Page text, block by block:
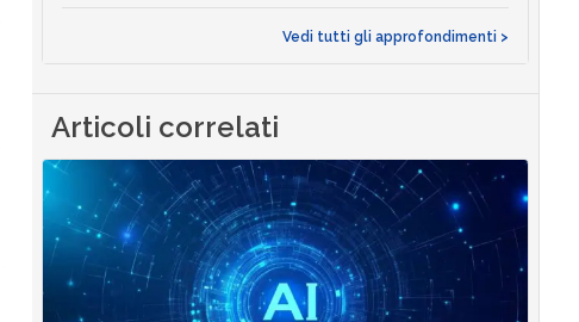
Vedi tutti gli approfondimenti >
Articoli correlati